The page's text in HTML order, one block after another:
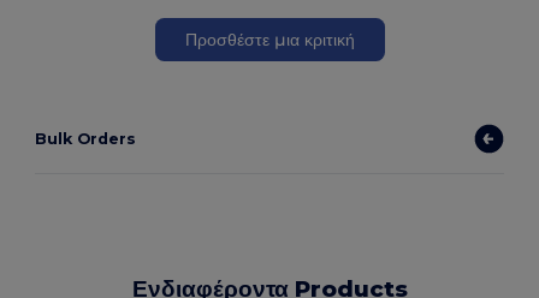
Προσθέστε μια κριτική
Bulk Orders
Ενδιαφέροντα Products